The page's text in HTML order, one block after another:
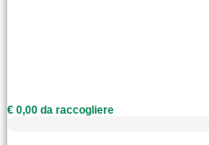
€ 0,00 da raccogliere